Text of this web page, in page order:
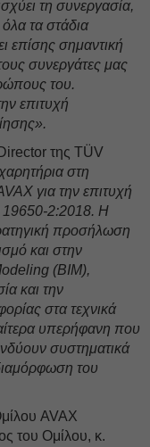
τη συνεργασία,
όλα τα στάδια
επίσης σημαντική
συνεργάτες μας
του.
επιτυχή
της TÜV
στη
για την επιτυχή
19650-2:2018. Η
προσήλωση
και στην
(BIM),
και την
στα τεχνικά
υπερήφανη που
συστηματικά
του
AVAX
του Ομίλου, κ.